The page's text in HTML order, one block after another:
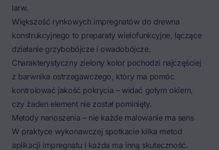
larw.
Większość rynkowych impregnatów do drewna
konstrukcyjnego to preparaty wielofunkcyjne, łączące
działanie grzybobójcze i owadobójcze.
Charakterystyczny zielony kolor pochodzi najczęściej
z barwnika ostrzegawczego, który ma pomóc
kontrolować jakość pokrycia – widać gołym okiem,
czy żaden element nie został pominięty.
Metody nanoszenia – nie każde malowanie ma sens
W praktyce wykonawczej spotkacie kilka metod
aplikacji impregnatu i każda ma inną skuteczność.